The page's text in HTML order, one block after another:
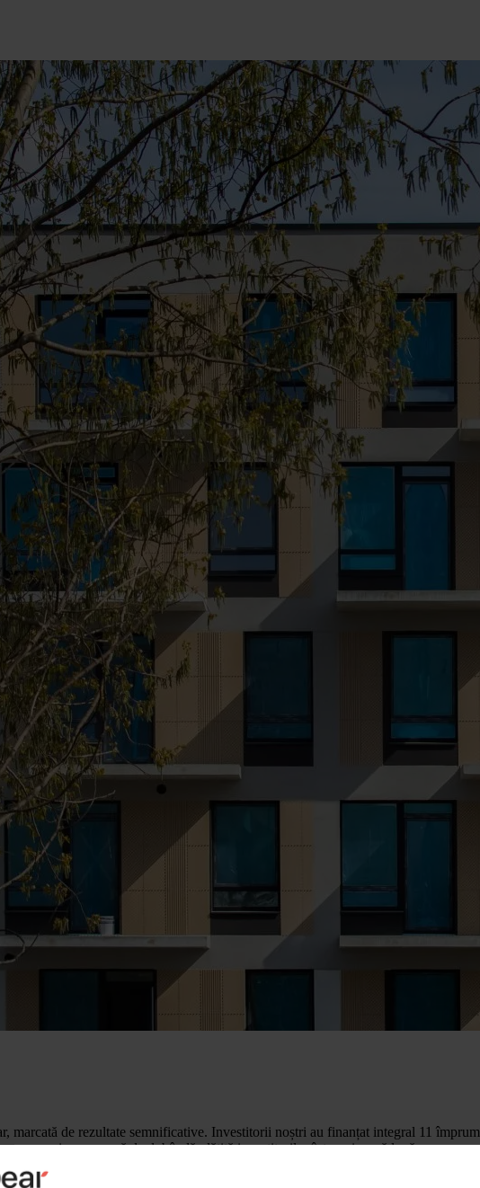
marcată de rezultate semnificative. Investitorii noștri au finanțat integral 11
cea mai mare sumă de dobândă plătită investitorilor într-o singură lună.
valoare totală de 499 600 EUR, reprezentând cea mai mare sumă rambursată